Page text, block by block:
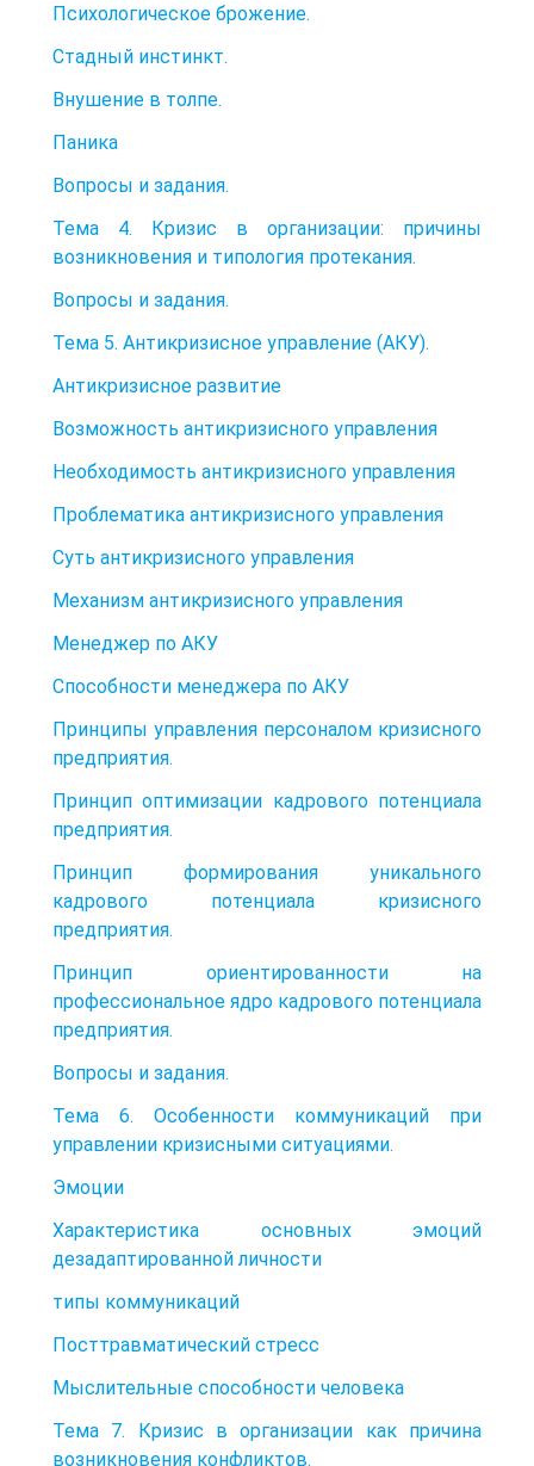
Психологическое брожение.
Стадный инстинкт.
Внушение в толпе.
Паника
Вопросы и задания.
Тема 4. Кризис в организации: причины
возникновения и типология протекания.
Вопросы и задания.
Тема 5. Антикризисное управление (АКУ).
Антикризисное развитие
Возможность антикризисного управления
Необходимость антикризисного управления
Проблематика антикризисного управления
Суть антикризисного управления
Механизм антикризисного управления
Менеджер по АКУ
Способности менеджера по АКУ
Принципы управления персоналом кризисного
предприятия.
Принцип оптимизации кадрового потенциала
предприятия.
Принцип формирования уникального
кадрового потенциала кризисного
предприятия.
Принцип ориентированности на
профессиональное ядро кадрового потенциала
предприятия.
Вопросы и задания.
Тема 6. Особенности коммуникаций при
управлении кризисными ситуациями.
Эмоции
Характеристика основных эмоций
дезадаптированной личности
типы коммуникаций
Посттравматический стресс
Мыслительные способности человека
Тема 7. Кризис в организации как причина
возникновения конфликтов.